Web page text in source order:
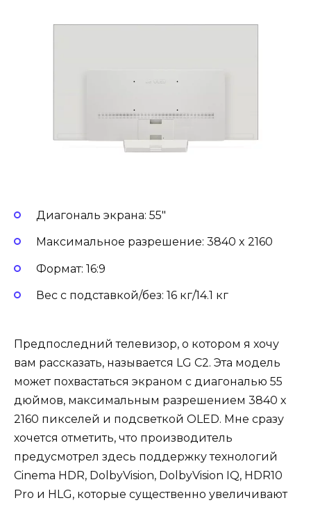
Диагональ экрана: 55″
Максимальное разрешение: 3840 x 2160
Формат: 16:9
Вес с подставкой/без: 16 кг/14.1 кг
Предпоследний телевизор, о котором я хочу
вам рассказать, называется LG C2. Эта модель
может похвастаться экраном с диагональю 55
дюймов, максимальным разрешением 3840 х
2160 пикселей и подсветкой OLED. Мне сразу
хочется отметить, что производитель
предусмотрел здесь поддержку технологий
Cinema HDR, DolbyVision, DolbyVision IQ, HDR10
Pro и HLG, которые существенно увеличивают